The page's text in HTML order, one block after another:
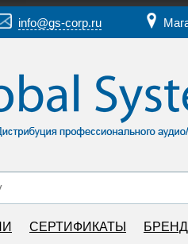
info@gs-corp.ru
СЕРТИФИКАТЫ